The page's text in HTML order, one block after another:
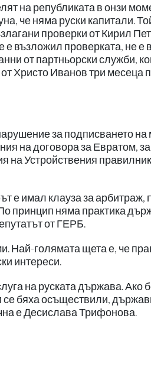
на републиката в онзи
че няма руски капитали.
проверки от Кирил
е възложил проверката, не
от партньорски служби,
Христо Иванов три месеца
за подписването
на договора за Евратом,
на Устройствения
е имал клауза за
принцип няма практика
от ГЕРБ.
Най-голямата щета е, че
интереси.
на руската държава.
се бяха осъществили,
е Десислава Трифонова.